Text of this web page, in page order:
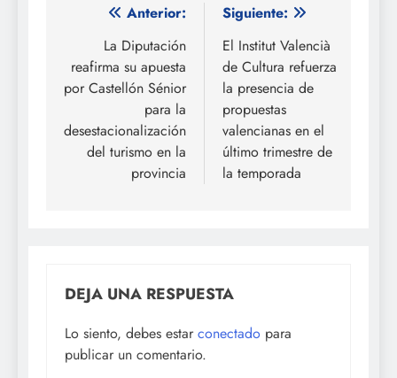
Navegación
entradas
Anterior:
La Diputación
reafirma su apuesta
por Castellón Sénior
para la
desestacionalización
del turismo en la
provincia
Siguiente:
El Institut Valencià
de Cultura refuerza
la presencia de
propuestas
valencianas en el
último trimestre de
la temporada
DEJA UNA RESPUESTA
Lo siento, debes estar conectado para
publicar un comentario.